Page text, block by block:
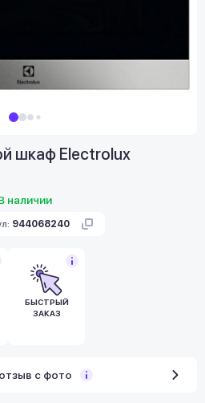
шкаф Electrolux
наличии
944068240
БЫСТРЫЙ
ЗАКАЗ
с фото